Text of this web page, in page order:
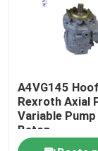
A4VG145
Rexroth Axial
Variable
Beton